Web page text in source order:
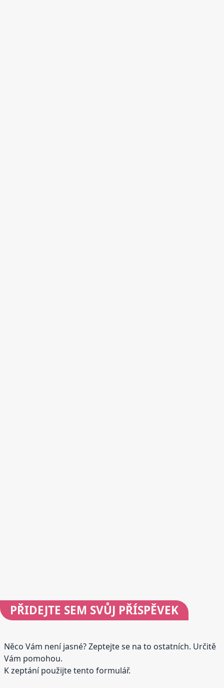
PŘIDEJTE SEM SVŮJ PŘÍSPĚVEK
Něco Vám není jasné? Zeptejte se na to ostatních. Určitě
Vám pomohou.
K zeptání použijte tento formulář.